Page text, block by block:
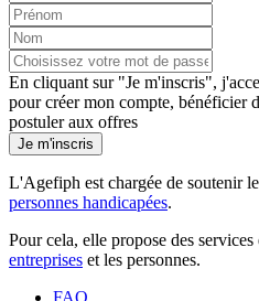
En cliquant sur "Je m'inscris",
pour créer mon compte, bénéficier
postuler aux offres
Je m'inscris
L'Agefiph est chargée de soutenir
personnes handicapées.
Pour cela, elle propose des
entreprises et les personnes.
FAQ